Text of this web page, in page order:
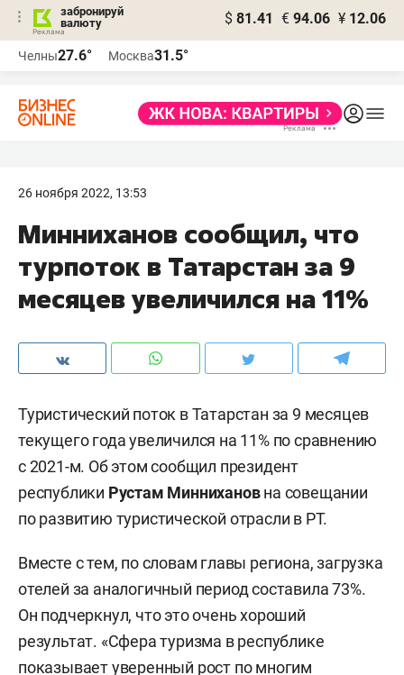
забронируй
валюту
$ 81.41 € 94.06 ¥ 12.06
Челны27.6° Москва31.5°
26 ноября 2022, 13:53
Минниханов сообщил, что
турпоток в Татарстан за 9
месяцев увеличился на 11%
Туристический поток в Татарстан за 9 месяцев
текущего года увеличился на 11% по сравнению
с 2021-м. Об этом сообщил президент
республики Рустам Миннихановна совещании
по развитию туристической отрасли в РТ.
Вместе с тем, по словам главы региона, загрузка
отелей за аналогичный период составила 73%.
Он подчеркнул, что это очень хороший
результат. «Сфера туризма в республике
показывает уверенный рост по многим